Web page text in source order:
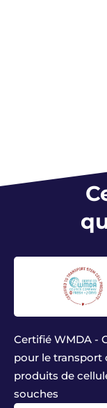
Certifié WMDA -
pour le transport
produits de
souches